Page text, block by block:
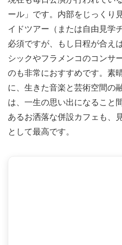
ール」です。内部をじっくり
イドツアー（または自由見学
必須ですが、もし日程が合え
シックやフラメンコのコンサ
のも非常におすすめです。素
に、生きた音楽と芸術空間の
は、一生の思い出になること
あるお洒落な併設カフェも、
として最高です。